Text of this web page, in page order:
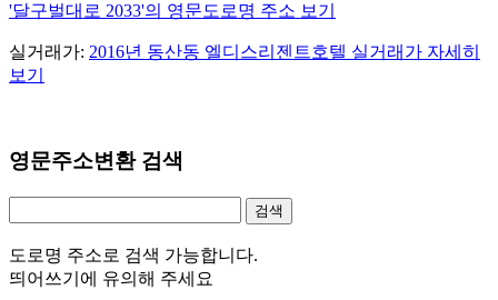
'달구벌대로 2033'의 영문도로명 주소 보기
실거래가: 2016년 동산동 엘디스리젠트호텔 실거래가 자세히
보기
영문주소변환 검색
도로명 주소로 검색 가능합니다.
띄어쓰기에 유의해 주세요